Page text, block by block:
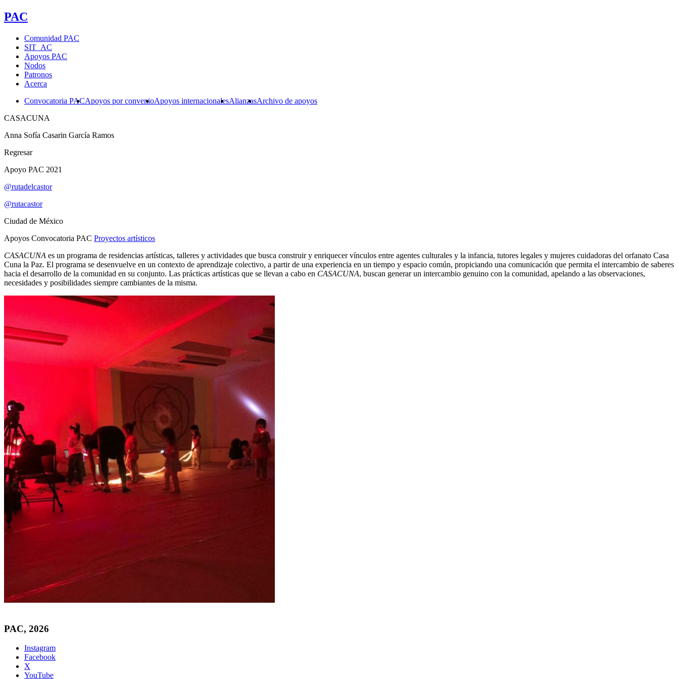
PAC
Comunidad PAC
SIT_AC
Apoyos PAC
Nodos
Patronos
Acerca
Convocatoria PACApoyos por convenioApoyos internacionalesAlianzasArchivo de apoyos
CASACUNA
Anna Sofía Casarin García Ramos
Regresar
Apoyo PAC 2021
@rutadelcastor
@rutacastor
Ciudad de México
Apoyos Convocatoria PAC Proyectos artísticos
CASACUNA es un programa de residencias artísticas, talleres y actividades que busca construir y enriquecer vínculos entre agentes culturales y la infancia, tutores legales y mujeres cuidadoras del orfanato Casa
Cuna la Paz. El programa se desenvuelve en un contexto de aprendizaje colectivo, a partir de una experiencia en un tiempo y espacio común, propiciando una comunicación que permita el intercambio de saberes
hacia el desarrollo de la comunidad en su conjunto. Las prácticas artísticas que se llevan a cabo en CASACUNA, buscan generar un intercambio genuino con la comunidad, apelando a las observaciones,
necesidades y posibilidades siempre cambiantes de la misma.
PAC, 2026
Instagram
Facebook
X
YouTube